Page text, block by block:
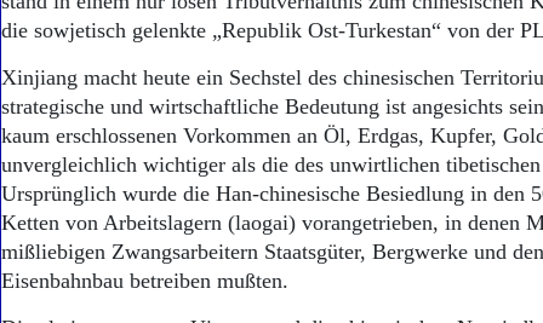
Wer wir sind
Aktuelle Ausgabe
Abonnenten-Login
Abonnent werden
Abo Prämien
Archiv
Schlesien
Bücher
die sowjetisch gelenkte „Republik Ost-Turkestan“ von der
Xinjiang macht heute ein Sechstel des chinesischen
strategische und wirtschaftliche Bedeutung ist angesichts
kaum erschlossenen Vorkommen an Öl, Erdgas, Kupfer,
unvergleichlich wichtiger als die des unwirtlichen
Ursprünglich wurde die Han-chinesische Besiedlung in den
Ketten von Arbeitslagern (laogai) vorangetrieben, in denen
mißliebigen Zwangsarbeitern Staatsgüter, Bergwerke und
Eisenbahnbau betreiben mußten.